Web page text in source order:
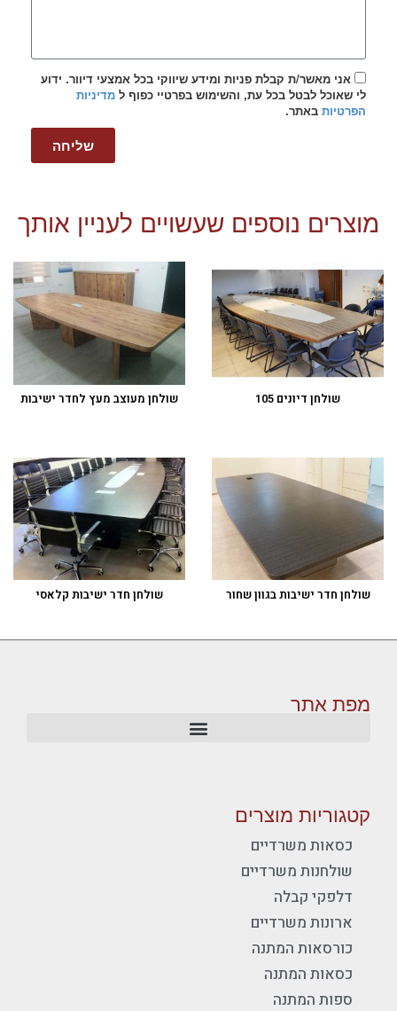
אני מאשר/ת קבלת פניות ומידע שיווקי בכל אמצעי דיוור. ידוע
לי שאוכל לבטל בכל עת, והשימוש בפרטיי כפוף ל מדיניות
הפרטיות באתר.
שליחה
מוצרים נוספים שעשויים לעניין אותך
שולחן דיונים 105 שולחן מעוצב מעץ לחדר ישיבות
שולחן חדר ישיבות בגוון שחור שולחן חדר ישיבות קלאסי
מפת אתר
קטגוריות מוצרים
כסאות משרדיים
שולחנות משרדיים
דלפקי קבלה
ארונות משרדיים
כורסאות המתנה
כסאות המתנה
ספות המתנה